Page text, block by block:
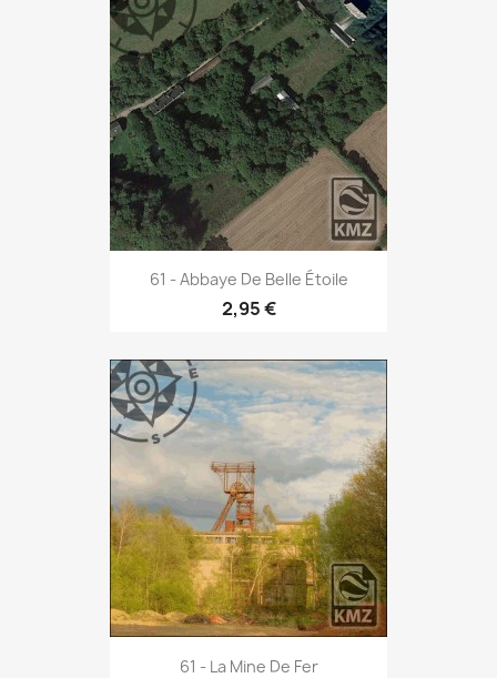
61 - Abbaye De Belle Étoile
2,95 €
61 - La Mine De Fer